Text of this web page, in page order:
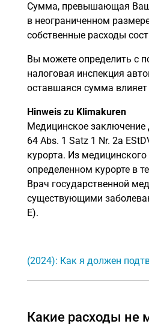
Сумма, превышающая
в неограниченном
собственные расходы
Вы можете определить с
налоговая инспекция
оставшаяся сумма
Hinweis zu Klimakuren
Медицинское заключение
64 Abs. 1 Satz 1 Nr. 2a
курорта. Из
определенном курорте в
Врач государственной
существующими
E).
(2024): Как я должен
Какие расходы не